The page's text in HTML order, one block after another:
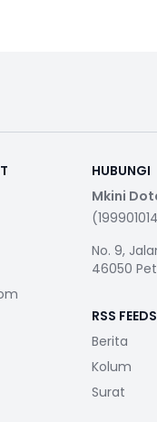
HUBUNGI
Mkini
No. 9,
46050
RSS FEEDS
Berita
Kolum
Surat